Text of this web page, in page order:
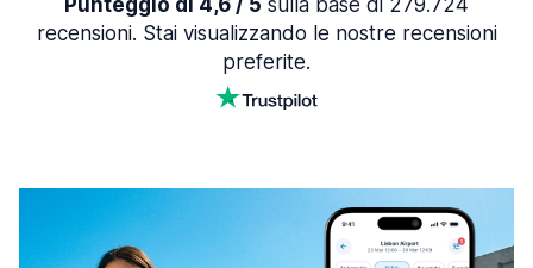
Punteggio di 4,6 / 5 sulla base di 279.724
recensioni. Stai visualizzando le nostre recensioni
preferite.